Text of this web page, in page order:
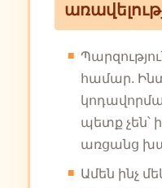
համար.
պետք չեն՝
առցանց
Ամեն ինչ